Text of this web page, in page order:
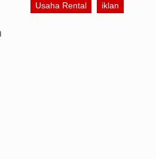
Usaha Rental
iklan